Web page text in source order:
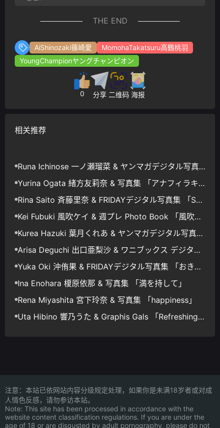
THE END
AiShinozaki篠崎愛
MomohaTakatsuru高鶴桃羽
YoungChampionヤングチャンピオン
0 分享 二维码 海报
相关推荐
Runa Ichinose 一ノ瀬瑠菜 & ヤンマガデジタル写真
集ミスマガのアソビバ！ ミスマガジン2023×食欲
Yurina Ogata 緒方友莉奈 & 写真集 「アナフィラキ
シーLOVE GLD」
Rina Saito 斉藤里奈 & FRIDAYデジタル写真集 「Sw
eet Memory」
Kei Fubuki 風吹ケイ & 週プレ Photo Book 「風吹ケ
イ×Malymoon」
Kurea Hazuki 葉月くれあ & ヤンマガデジタル写真集
ミスマガのアソビバ！ ラスト・トリップ
Arisa Deguchi 出口亜梨沙 & ワニブックス デジタル
写真集 「fantastic」
Yuka Oki 沖侑果 & FRIDAYデジタル写真集 「おきの
まにまに Vol.1」
Ina Enohara 榎原依那 & 写真集 「満を持して」
Rena Miyashita 宮下玲奈 & 写真集 「happiness」
Uta Hibino 響乃うた & Graphis Gals 「Refreshing S
注意：本站已依网站内容分级规定处理，如果你是未满18岁者或对成
人情色反感，请勿参访本站。
Note: This site has been processed in accordance with the
website content classification regulations. If you are under the
age of 18 or are disgusted by adult pornography, please do not